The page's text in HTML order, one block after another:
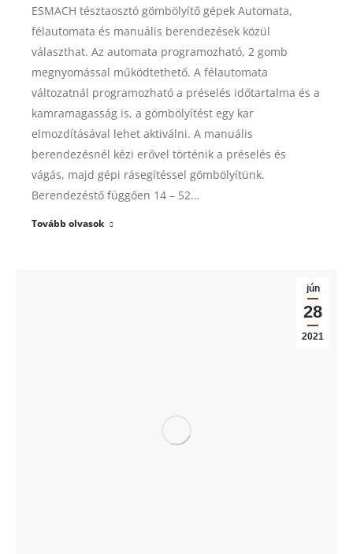
ESMACH tésztaosztó gömbölyítő gépek Automata,
félautomata és manuális berendezések közül
választhat. Az automata programozható, 2 gomb
megnyomással működtethető. A félautomata
változatnál programozható a préselés időtartalma és a
kamramagasság is, a gömbölyítést egy kar
elmozdításával lehet aktiválni. A manuális
berendezésnél kézi erővel történik a préselés és
vágás, majd gépi rásegítéssel gömbölyítünk.
Berendezéstő függően 14 – 52…
Tovább olvasok
jún
28
2021